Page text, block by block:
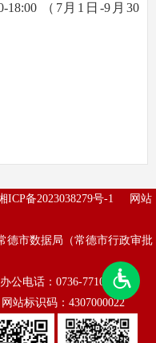
（7月1日-9月30
ICP备2023038279号-1
网站
德市数据局（常德市行政审批
办公电话：0736-7710542
网站标识码：4307000022